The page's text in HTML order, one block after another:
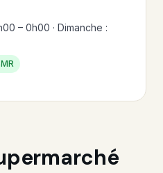
– 0h00 · Dimanche :